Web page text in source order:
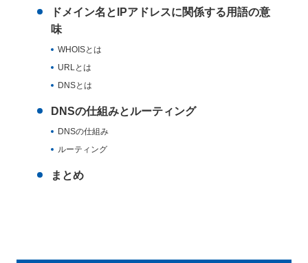
ドメイン名とIPアドレスに関係する用語の意
味
WHOISとは
URLとは
DNSとは
DNSの仕組みとルーティング
DNSの仕組み
ルーティング
まとめ